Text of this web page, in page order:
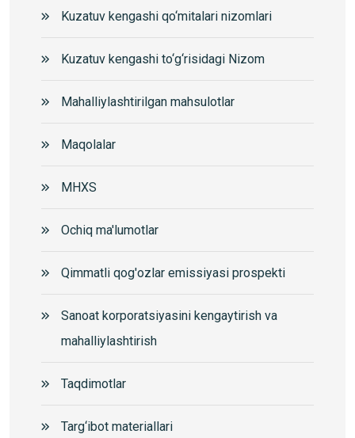
Kuzatuv kengashi qo‘mitalari nizomlari
Kuzatuv kengashi to‘g‘risidagi Nizom
Mahalliylashtirilgan mahsulotlar
Maqolalar
MHXS
Ochiq ma'lumotlar
Qimmatli qog'ozlar emissiyasi prospekti
Sanoat korporatsiyasini kengaytirish va
mahalliylashtirish
Taqdimotlar
Targ‘ibot materiallari